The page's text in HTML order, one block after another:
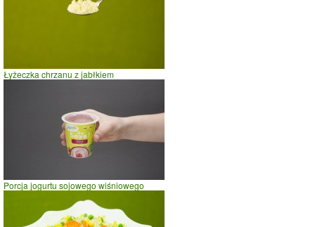
Łyżeczka chrzanu z jabłkiem
Porcja jogurtu sojowego wiśniowego